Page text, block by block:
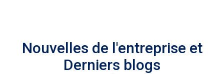
Nouvelles de l'entreprise et
Derniers blogs